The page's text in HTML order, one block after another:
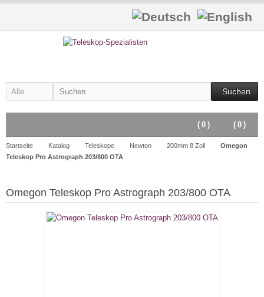
Suchen
( 0 )
( 0 )
Startseite Katalog Teleskope Newton 200mm 8 Zoll
Omegon
Teleskop Pro Astrograph 203/800 OTA
Omegon Teleskop Pro Astrograph 203/800 OTA